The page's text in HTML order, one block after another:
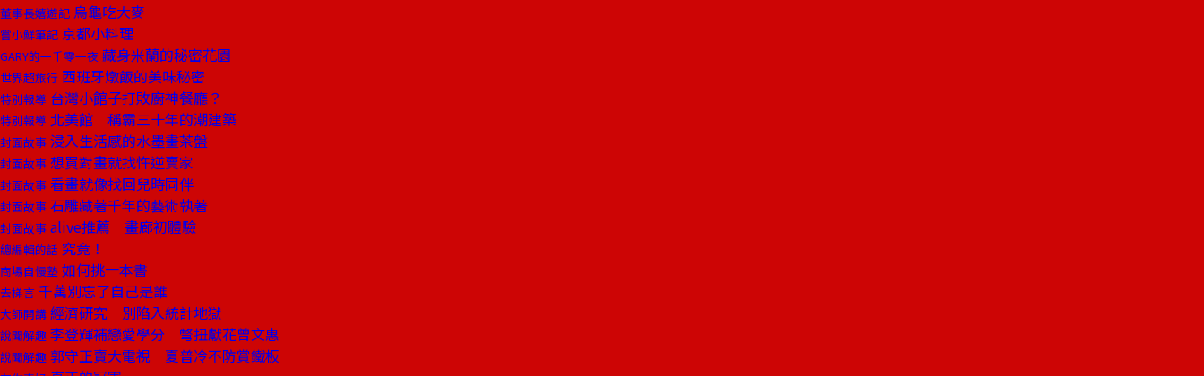
董事長嬉遊記 烏龜吃大麥
嘗小鮮筆記 京都小料理
GARY的一千零一夜 藏身米蘭的秘密花園
世界超旅行 西班牙燉飯的美味秘密
特別報導 台灣小館子打敗廚神餐廳？
特別報導 北美館 稱霸三十年的潮建築
封面故事 浸入生活感的水墨畫茶盤
封面故事 想買對畫就找忤逆賣家
封面故事 看畫就像找回兒時同伴
封面故事 石雕藏著千年的藝術執著
封面故事 alive推薦 畫廊初體驗
總編輯的話 究竟！
商場自慢塾 如何挑一本書
去梯言 千萬別忘了自己是誰
大師開講 經濟研究 別陷入統計地獄
說聞解趣 李登輝補戀愛學分 彆扭獻花曾文惠
說聞解趣 郭守正賣大電視 夏普冷不防賞鐵板